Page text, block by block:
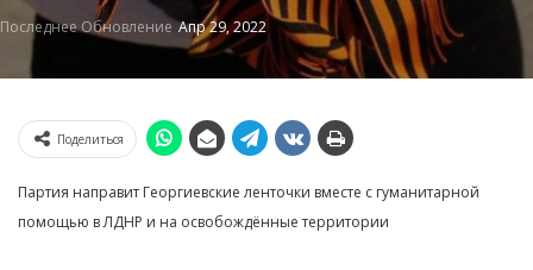
Последнее ОбновлениеАпр 29, 2022
Поделиться
Партия направит Георгиевские ленточки вместе с гуманитарной
помощью в ЛДНР и на освобождённые территории